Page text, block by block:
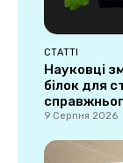
СТАТТІ
Науковці
білок для
9 Серпня 2026